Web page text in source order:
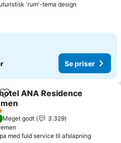
'rum'-tema design
Se priser
Føj til favoritter
ANA Residence
Meget godt
3.329
med fuld service til afslapningSe